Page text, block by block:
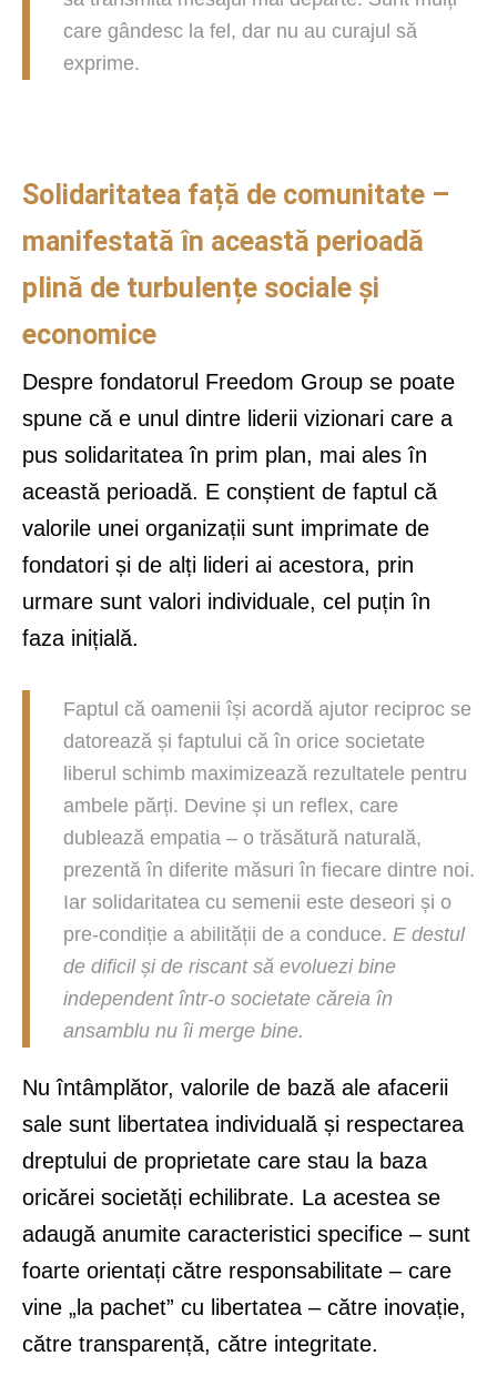
care gândesc la fel, dar nu au curajul să
exprime.
Solidaritatea față de comunitate –
manifestată în această perioadă
plină de turbulențe sociale și
economice
Despre fondatorul Freedom Group se poate
spune că e unul dintre liderii vizionari care a
pus solidaritatea în prim plan, mai ales în
această perioadă. E conștient de faptul că
valorile unei organizații sunt imprimate de
fondatori și de alți lideri ai acestora, prin
urmare sunt valori individuale, cel puțin în
faza inițială.
Faptul că oamenii își acordă ajutor reciproc se
datorează și faptului că în orice societate
liberul schimb maximizează rezultatele pentru
ambele părți. Devine și un reflex, care
dublează empatia – o trăsătură naturală,
prezentă în diferite măsuri în fiecare dintre noi.
Iar solidaritatea cu semenii este deseori și o
pre-condiție a abilității de a conduce. E destul
de dificil și de riscant să evoluezi bine
independent într-o societate căreia în
ansamblu nu îi merge bine.
Nu întâmplător, valorile de bază ale afacerii
sale sunt libertatea individuală și respectarea
dreptului de proprietate care stau la baza
oricărei societăți echilibrate. La acestea se
adaugă anumite caracteristici specifice – sunt
foarte orientați către responsabilitate – care
vine „la pachet” cu libertatea – către inovație,
către transparență, către integritate.